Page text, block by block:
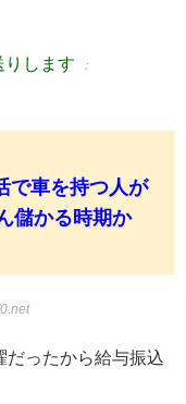
りします ：
で車を持つ人が
儲かる時期か
だったから給与振込